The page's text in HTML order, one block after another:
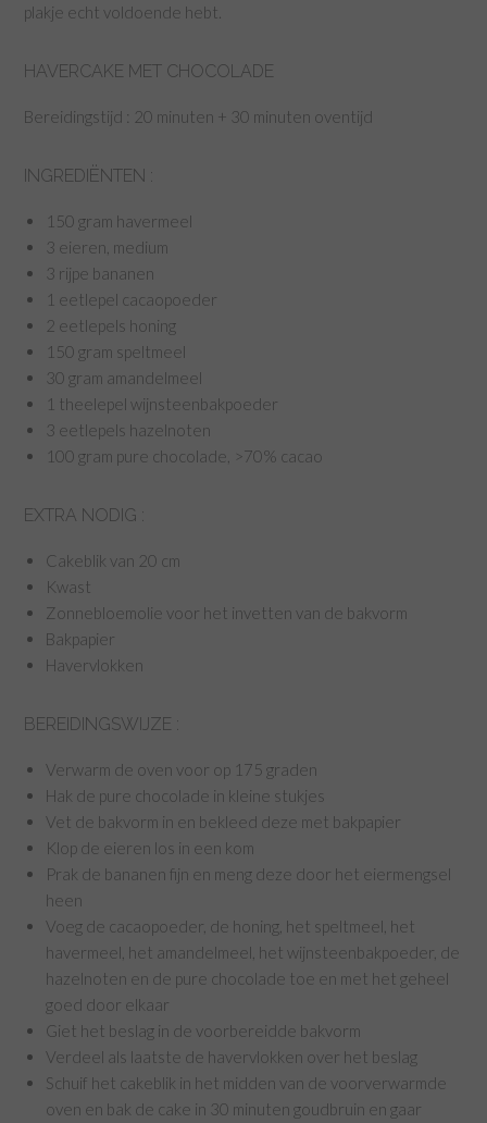
plakje echt voldoende hebt.
HAVERCAKE MET CHOCOLADE
Bereidingstijd : 20 minuten + 30 minuten oventijd
INGREDIËNTEN :
150 gram havermeel
3 eieren, medium
3 rijpe bananen
1 eetlepel cacaopoeder
2 eetlepels honing
150 gram speltmeel
30 gram amandelmeel
1 theelepel wijnsteenbakpoeder
3 eetlepels hazelnoten
100 gram pure chocolade, >70% cacao
EXTRA NODIG :
Cakeblik van 20 cm
Kwast
Zonnebloemolie voor het invetten van de bakvorm
Bakpapier
Havervlokken
BEREIDINGSWIJZE :
Verwarm de oven voor op 175 graden
Hak de pure chocolade in kleine stukjes
Vet de bakvorm in en bekleed deze met bakpapier
Klop de eieren los in een kom
Prak de bananen fijn en meng deze door het eiermengsel
heen
Voeg de cacaopoeder, de honing, het speltmeel, het
havermeel, het amandelmeel, het wijnsteenbakpoeder, de
hazelnoten en de pure chocolade toe en met het geheel
goed door elkaar
Giet het beslag in de voorbereidde bakvorm
Verdeel als laatste de havervlokken over het beslag
Schuif het cakeblik in het midden van de voorverwarmde
oven en bak de cake in 30 minuten goudbruin en gaar